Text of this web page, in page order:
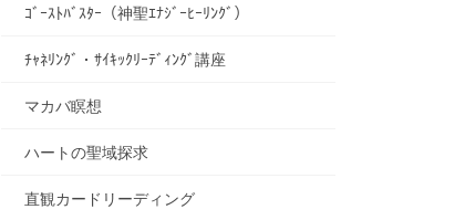
ｺﾞｰｽﾄﾊﾞｽﾀｰ（神聖ｴﾅｼﾞｰﾋｰﾘﾝｸﾞ）
ﾁｬﾈﾘﾝｸﾞ・ｻｲｷｯｸﾘｰﾃﾞｨﾝｸﾞ講座
マカバ瞑想
ハートの聖域探求
直観カードリーディング